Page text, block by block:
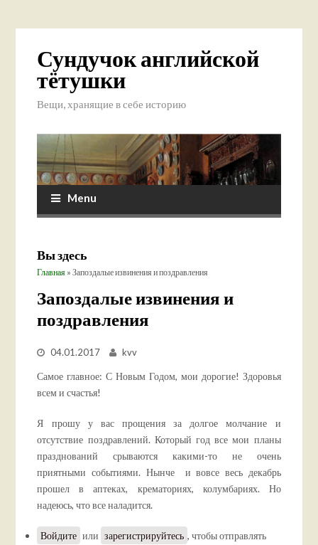
Сундучок английской
тётушки
Вещи, хранящие в себе историю
Menu
Вы здесь
Главная » Запоздалые извинения и поздравления
Запоздалые извинения и
поздравления
04.01.2017 kvv
Самое главное: С Новым Годом, мои дорогие! Здоровья
всем и счастья!
Я прошу у вас прощения за долгое молчание и
отсутствие поздравлений. Который год все мои планы
празднований срываются какими-то не очень
приятными событиями. Нынче и вовсе весь декабрь
прошел в аптеках, крематориях, колумбариях. Но
надеюсь, что все наладится.
Войдите или зарегистрируйтесь , чтобы отправлять